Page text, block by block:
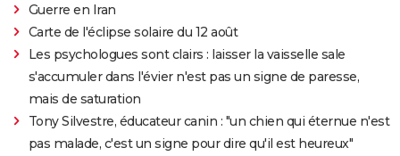
Guerre en Iran
Carte de l'éclipse solaire du 12 août
Les psychologues sont clairs : laisser la vaisselle sale
s'accumuler dans l'évier n'est pas un signe de paresse,
mais de saturation
Tony Silvestre, éducateur canin : "un chien qui éternue n'est
pas malade, c'est un signe pour dire qu'il est heureux"